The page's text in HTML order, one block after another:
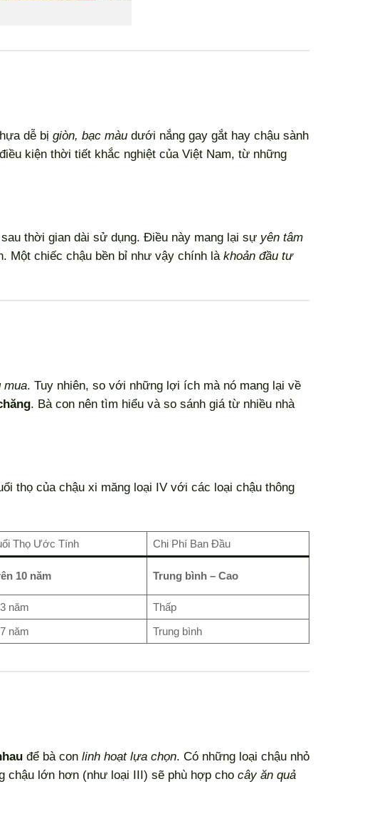
dễ bị giòn, bạc màu dưới nắng gay gắt hay chậu sành
kiện thời tiết khắc nghiệt của Việt Nam, từ những
thời gian dài sử dụng. Điều này mang lại sự yên tâm
Một chiếc chậu bền bỉ như vậy chính là khoản đầu tư
mua. Tuy nhiên, so với những lợi ích mà nó mang lại về
. Bà con nên tìm hiểu và so sánh giá từ nhiều nhà
thọ của chậu xi măng loại IV với các loại chậu thông
Thọ Ước Tính Chi Phí Ban Đầu
10 năm Trung bình – Cao
năm
Thấp
năm Trung bình
để bà con linh hoạt lựa chọn. Có những loại chậu nhỏ
chậu lớn hơn (như loại III) sẽ phù hợp cho cây ăn quả